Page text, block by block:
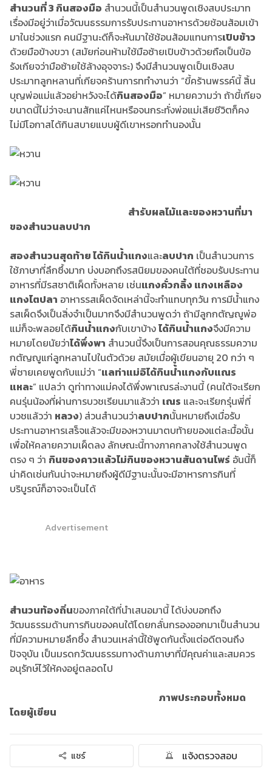
สำนวนที่3 กินสองมือ สำนวนนี้เป็นสำนวนพูดเชิงสบประมาท
เรื่องมีอยู่ว่าเมื่อวัฒนธรรมการรับประทานอาหารด้วยช้อนส้อมเข้า
มาในช่วงแรก คนมีฐานะดีก็จะหันมาใช้ช้อนส้อมแทนการเปิบข้าว
ด้วยมือข้างขวา (สมัยก่อนห้ามใช้มือซ้ายเปิบข้าวด้วยถือเป็นข้อ
รังเกียจว่ามือซ้ายใช้ล้างอุจจาระ) จึงมีสำนวนพูดเป็นเชิงสบ
ประมาทลูกหลานที่เกียจคร้านการททำงานว่า “ขี้คร้านพรรค์นี้ สิ้น
บุญพ่อแม่แล้วอย่าหวังจะได้กินสองมือ” หมายความว่า ถ้าขี้เกียจ
ขนาดนี้ไม่ว่าจะนานสักแค่ไหนหรือจนกระทั่งพ่อแม่เสียชีวิตก็คง
ไม่มีโอกาสได้กินสบายแบบผู้ดีเขาหรอกทำนองนั้น
สำรับผลไม้และของหวานที่มา
ของสำนวนลบปาก
สองสำนวนสุดท้าย ได้กินน้ำแกงและลบปาก เป็นสำนวนการ
ใช้ภาษาที่ลึกซึ้งมาก บ่งบอกถึงรสนิยมของคนใต้ที่ชอบรับประทาน
อาหารที่มีรสชาติเผ็ดทั้งหลาย เช่นแกงคั่วกลิ้ง แกงเหลือง
แกงไตปลา อาหารรสเผ็ดจัดเหล่านี้จะทำแทบทุกวัน การมีน้ำแกง
รสเผ็ดจึงเป็นสิ่งจำเป็นมากจึงมีสำนวนพูดว่า ถ้ามีลูกกตัญญูพ่อ
แม่ก็จะพลอยได้กินน้ำแกงกับเขาบ้างได้กินน้ำแกงจึงมีความ
หมายโดยนัยว่าได้พึ่งพา สำนวนนี้จึงเป็นการสอนคุณธรรมความ
กตัญญูแก่ลูกหลานไปในตัวด้วย สมัยเมื่อผู้เขียนอายุ 20 กว่า ๆ
พี่ชายเคยพูดกับแม่ว่า “แลท่าแม่อิได้กินน้ำแกงกับแณร
แหละ” แปลว่า ดูท่าทางแม่คงได้พึ่งพาเณรล่ะงานนี้ (คนใต้จะเรียก
คนรุ่นน้องที่ผ่านการบวชเรียนมาแล้วว่า เณร และจะเรียกรุ่นพี่ที่
บวชแล้วว่า หลวง) ส่วนสำนวนว่าลบปากนั้นหมายถึงเมื่อรับ
ประทานอาหารเสร็จแล้วจะมีของหวานมาตบท้ายของแต่ละมื้อนั้น
เพื่อให้คลายความเผ็ดลง ลักษณะนี้ทางภาคกลางใช้สำนวนพูด
ตรง ๆ ว่า กินของคาวแล้วไม่กินของหวานสันดานไพร่ อันนี้ก็
น่าคิดเช่นกันน่าจะหมายถึงผู้ดีมีฐานะนั้นจะมีอาหารการกินที่
บริบูรณ์ก็อาจจะเป็นได้
Advertisement
สำนวนท้องถิ่นของภาคใต้ที่นำเสนอมานี้ ได้บ่งบอกถึง
วัฒนธรรมด้านการกินของคนใต้โดยกลั่นกรองออกมาเป็นสำนวน
ที่มีความหมายลึกซึ้ง สำนวนเหล่านี้ใช้พูดกันตั้งแต่อดีตจนถึง
ปัจจุบัน เป็นมรดกวัฒนธรรมทางด้านภาษาที่มีคุณค่าและสมควร
อนุรักษ์ไว้ให้คงอยู่ตลอดไป
ภาพประกอบทั้งหมด
โดยผู้เขียน
แชร์ แจ้งตรวจสอบ